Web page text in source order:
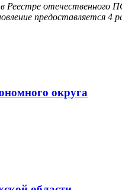
в Реестре
предоставляется 4
округа